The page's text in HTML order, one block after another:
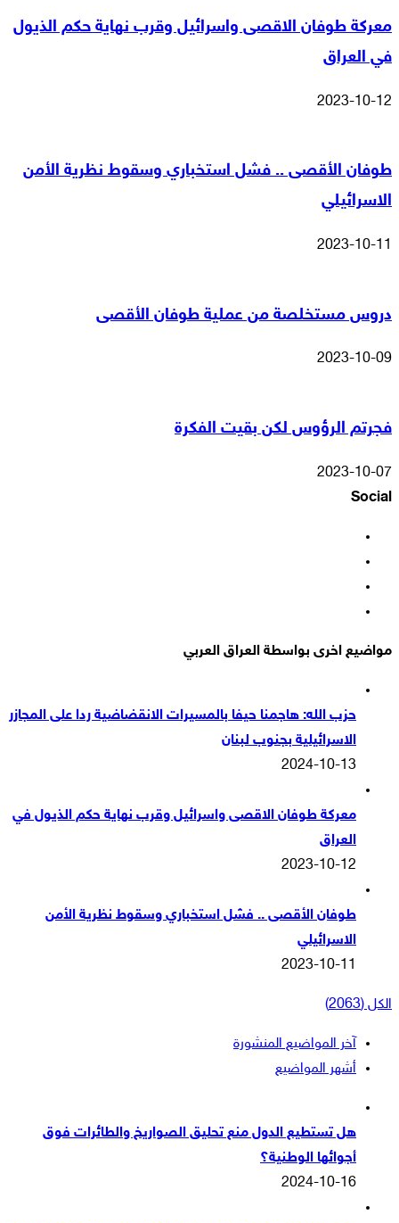
معركة طوفان الاقصى واسرائيل وقرب نهاية حكم الذيول
في العراق
2023-10-12
طوفان الأقصى .. فشل استخباري وسقوط نظرية الأمن
الاسرائيلي
2023-10-11
دروس مستخلصة من عملية طوفان الأقصى
2023-10-09
فجرتم الرؤوس لكن بقيت الفكرة
2023-10-07
Social
مواضيع اخرى بواسطة العراق العربي
حزب الله: هاجمنا حيفا بالمسيرات الانقضاضية ردا على المجازر
الاسرائيلية بجنوب لبنان
2024-10-13
معركة طوفان الاقصى واسرائيل وقرب نهاية حكم الذيول في
العراق
2023-10-12
طوفان الأقصى .. فشل استخباري وسقوط نظرية الأمن
الاسرائيلي
2023-10-11
الكل (2063)
آخر المواضيع المنشورة
أشهر المواضيع
هل تستطيع الدول منع تحليق الصواريخ والطائرات فوق
أجوائها الوطنية؟
2024-10-16